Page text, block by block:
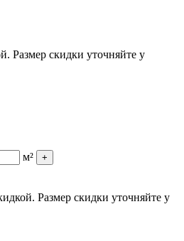
Размер скидки уточняйте у
м²
+
Размер скидки уточняйте у